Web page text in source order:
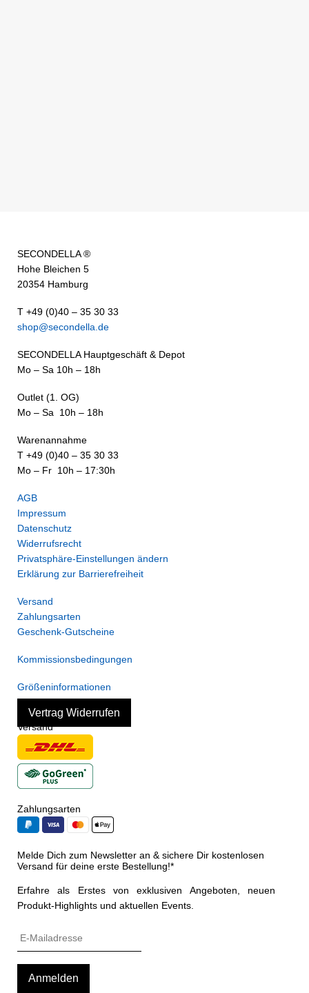
SECONDELLA ®
Hohe Bleichen 5
20354 Hamburg
T +49 (0)40 – 35 30 33
shop@secondella.de
SECONDELLA Hauptgeschäft & Depot
Mo – Sa 10h – 18h
Outlet (1. OG)
Mo – Sa 10h – 18h
Warenannahme
T +49 (0)40 – 35 30 33
Mo – Fr 10h – 17:30h
AGB
Impressum
Datenschutz
Widerrufsrecht
Privatsphäre-Einstellungen ändern
Erklärung zur Barrierefreiheit
Versand
Zahlungsarten
Geschenk-Gutscheine
Kommissionsbedingungen
Größeninformationen
Vertrag Widerrufen
Versand
Zahlungsarten
Melde Dich zum Newsletter an & sichere Dir kostenlosen
Versand für deine erste Bestellung!*
Erfahre als Erstes von exklusiven Angeboten, neuen
Produkt-Highlights und aktuellen Events.